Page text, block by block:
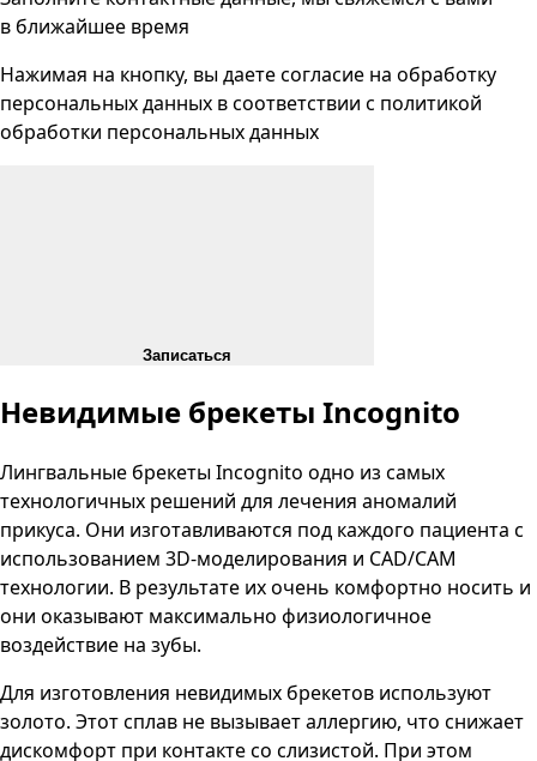
в ближайшее время
Нажимая на кнопку, вы даете согласие на обработку
персональных данных в соответствии с политикой
обработки персональных данных
Записаться
Невидимые брекеты Incognito
Лингвальные брекеты Incognito одно из самых
технологичных решений для лечения аномалий
прикуса. Они изготавливаются под каждого пациента с
использованием 3D-моделирования и CAD/CAM
технологии. В результате их очень комфортно носить и
они оказывают максимально физиологичное
воздействие на зубы.
Для изготовления невидимых брекетов используют
золото. Этот сплав не вызывает аллергию, что снижает
дискомфорт при контакте со слизистой. При этом